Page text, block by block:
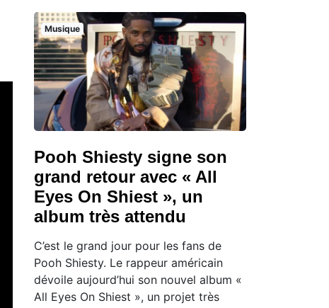
Musique
Pooh Shiesty signe son
grand retour avec « All
Eyes On Shiest », un
album très attendu
C’est le grand jour pour les fans de
Pooh Shiesty. Le rappeur américain
dévoile aujourd’hui son nouvel album «
All Eyes On Shiest », un projet très